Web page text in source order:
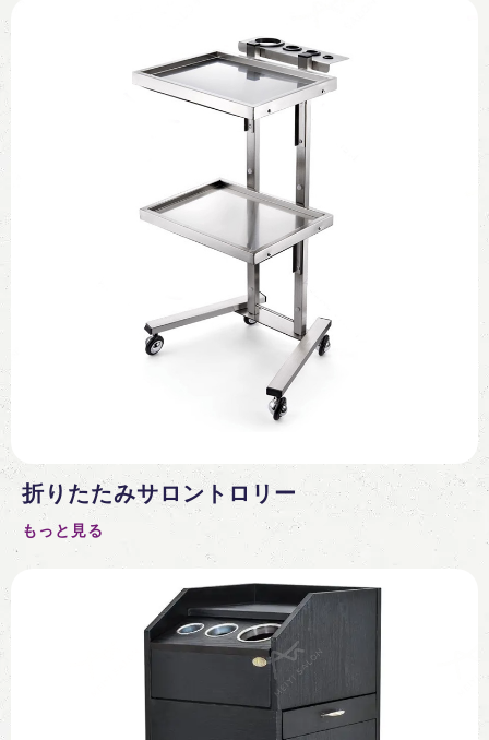
折りたたみサロントロリー
もっと見る